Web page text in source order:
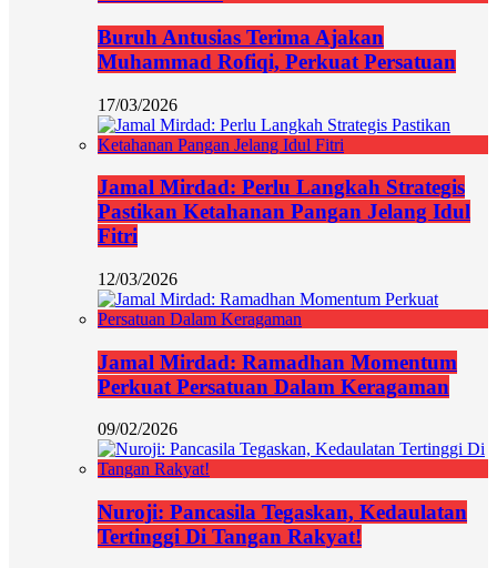
Buruh Antusias Terima Ajakan
Muhammad Rofiqi, Perkuat Persatuan
17/03/2026
Jamal Mirdad: Perlu Langkah Strategis
Pastikan Ketahanan Pangan Jelang Idul
Fitri
12/03/2026
Jamal Mirdad: Ramadhan Momentum
Perkuat Persatuan Dalam Keragaman
09/02/2026
Nuroji: Pancasila Tegaskan, Kedaulatan
Tertinggi Di Tangan Rakyat!